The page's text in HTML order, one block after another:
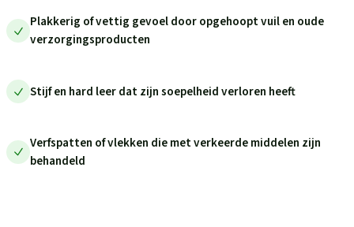
Plakkerig of vettig gevoel door opgehoopt vuil en oude
verzorgingsproducten
Stijf en hard leer dat zijn soepelheid verloren heeft
Verfspatten of vlekken die met verkeerde middelen zijn
behandeld